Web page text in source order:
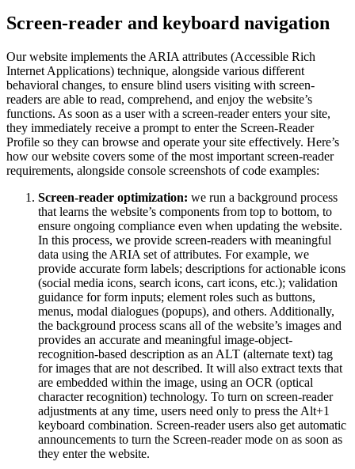
Screen-reader and keyboard navigation
Our website implements the ARIA attributes (Accessible Rich
Internet Applications) technique, alongside various different
behavioral changes, to ensure blind users visiting with screen-
readers are able to read, comprehend, and enjoy the website’s
functions. As soon as a user with a screen-reader enters your site,
they immediately receive a prompt to enter the Screen-Reader
Profile so they can browse and operate your site effectively. Here’s
how our website covers some of the most important screen-reader
requirements, alongside console screenshots of code examples:
Screen-reader optimization: we run a background process
that learns the website’s components from top to bottom, to
ensure ongoing compliance even when updating the website.
In this process, we provide screen-readers with meaningful
data using the ARIA set of attributes. For example, we
provide accurate form labels; descriptions for actionable icons
(social media icons, search icons, cart icons, etc.); validation
guidance for form inputs; element roles such as buttons,
menus, modal dialogues (popups), and others. Additionally,
the background process scans all of the website’s images and
provides an accurate and meaningful image-object-
recognition-based description as an ALT (alternate text) tag
for images that are not described. It will also extract texts that
are embedded within the image, using an OCR (optical
character recognition) technology. To turn on screen-reader
adjustments at any time, users need only to press the Alt+1
keyboard combination. Screen-reader users also get automatic
announcements to turn the Screen-reader mode on as soon as
they enter the website.